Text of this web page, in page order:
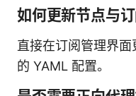
如何更新节点与订
直接在订阅管理界
的 YAML 配置。